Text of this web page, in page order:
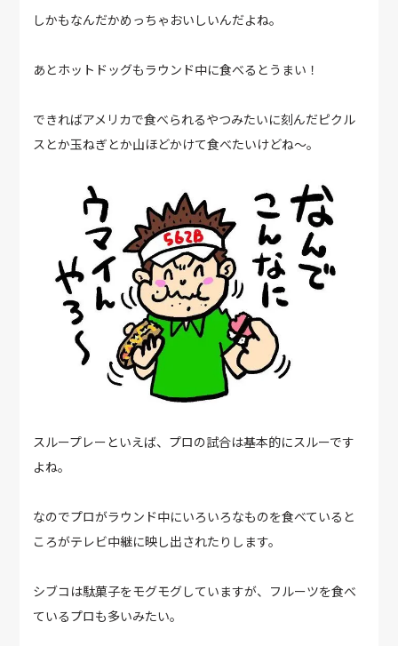
しかもなんだかめっちゃおいしいんだよね。
あとホットドッグもラウンド中に食べるとうまい！
できればアメリカで食べられるやつみたいに刻んだピクル
スとか玉ねぎとか山ほどかけて食べたいけどね～。
スループレーといえば、プロの試合は基本的にスルーです
よね。
なのでプロがラウンド中にいろいろなものを食べていると
ころがテレビ中継に映し出されたりします。
シブコは駄菓子をモグモグしていますが、フルーツを食べ
ているプロも多いみたい。